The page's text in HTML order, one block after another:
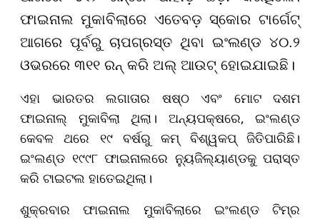
ଫାଇନାଲ ମୁକାବିଲାରେ ଏତେବଡ଼ ସ୍କୋର ଟାର୍ଗେଟ୍
ଆଗରେ ପୂର୍ବରୁ ଚାପଗ୍ରସ୍ତ ଥିବା ଇଂଲଣ୍ଡ ୪୦.୨
ଓଭରରେ ୩୧୧ ରନ୍ କରି ଅଲ୍ ଆଉଟ୍ ହୋଇଯାଇଛି।
ଏହା ଭାରତର ଲଗାତାର ଷଷ୍ଠ ଏବଂ ମୋଟ ଦଶମ
ଫାଇନାଲ୍ ମୁକାବିଲା ଥିଲା। ଅନ୍ୟପକ୍ଷରେ, ଇଂଲଣ୍ଡ
କେବଳ ଥରେ ୧୯ ବର୍ଷରୁ କମ୍ ବିଶ୍ୱକପ୍ ଜିତିପାରିଛି।
ଇଂଲଣ୍ଡ ୧୯୯୮ ଫାଇନାଲରେ ନ୍ୟୁଜିଲ୍ୟାଣ୍ଡକୁ ପରାସ୍ତ
କରି ଟାଇଟଲ ହାତେଇଥିଲା।
ଶୁକ୍ରବାର ଫାଇନାଲ ମୁକାବିଲାରେ ଇଂଲଣ୍ଡ ଟିମ୍‌ର